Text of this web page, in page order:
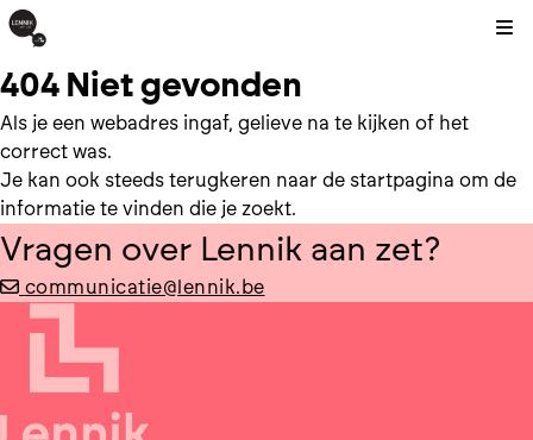
404 Niet gevonden
Als je een webadres ingaf, gelieve na te kijken of het
correct was.
Je kan ook steeds terugkeren naar de startpagina om de
informatie te vinden die je zoekt.
Vragen over Lennik aan zet?
communicatie@lennik.be